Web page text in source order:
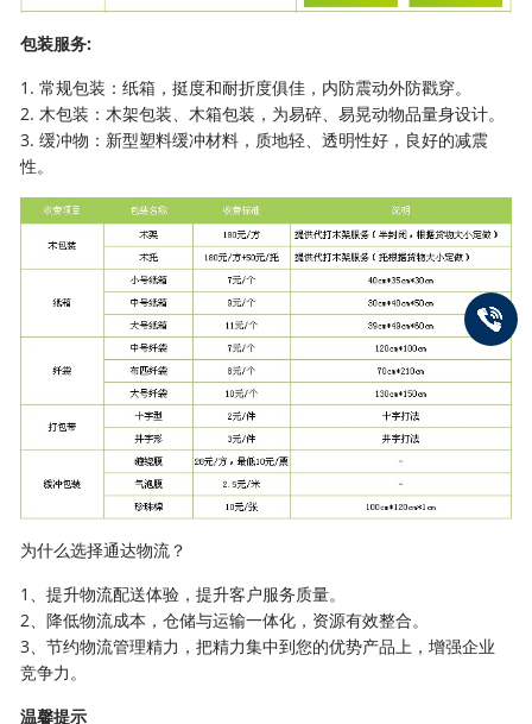
包装服务:
1. 常规包装：纸箱，挺度和耐折度俱佳，内防震动外防戳穿。
2. 木包装：木架包装、木箱包装，为易碎、易晃动物品量身设计。
3. 缓冲物：新型塑料缓冲材料，质地轻、透明性好，良好的减震
性。
为什么选择通达物流？
1、提升物流配送体验，提升客户服务质量。
2、降低物流成本，仓储与运输一体化，资源有效整合。
3、节约物流管理精力，把精力集中到您的优势产品上，增强企业
竞争力。
温馨提示